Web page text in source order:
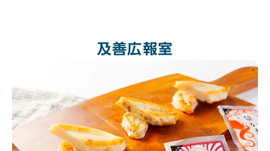
及善広報室